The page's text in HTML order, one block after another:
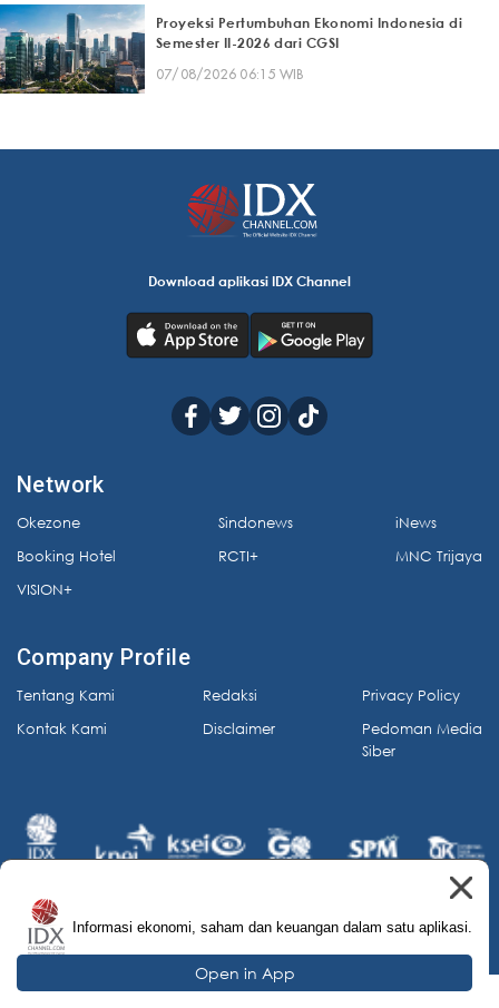
Proyeksi Pertumbuhan Ekonomi Indonesia di
Semester II-2026 dari CGSI
07/08/2026 06:15 WIB
Download aplikasi IDX Channel
Network
Okezone
Booking Hotel
VISION+
Sindonews
RCTI+
iNews
MNC Trijaya
Company Profile
Tentang Kami
Kontak Kami
Redaksi
Disclaimer
Privacy Policy
Pedoman Media
Siber
© 2026 IDX Channel. All Rights Reserved.
Informasi ekonomi, saham dan keuangan dalam satu aplikasi.
Open in App